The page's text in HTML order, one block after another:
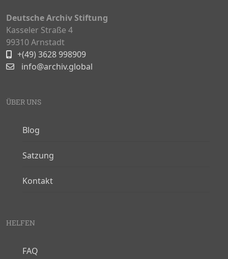
Deutsche Archiv Stiftung
Kasseler Straße 4
99310 Arnstadt
+(49) 3628 998909
info@archiv.global
ÜBER UNS
Blog
Satzung
Kontakt
HELFEN
FAQ